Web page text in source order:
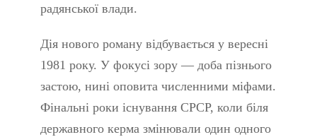
радянської влади.
Дія нового роману відбувається у вересні
1981 року. У фокусі зору — доба пізнього
застою, нині оповита численними міфами.
Фінальні роки існування СРСР, коли біля
державного керма змінювали один одного